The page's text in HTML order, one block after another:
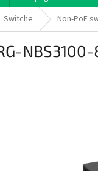
Switche Non-PoE
NBS3100-